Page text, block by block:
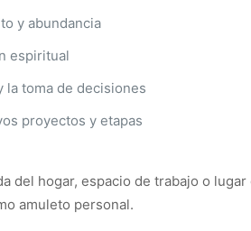
y abundancia
espiritual
la toma de decisiones
proyectos y etapas
del hogar, espacio de trabajo o
amuleto personal.